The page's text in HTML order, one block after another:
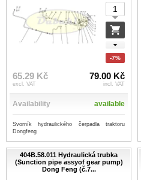
-7%
65.29 Kč
excl. VAT
79.00 Kč
incl. VAT
Availability available
Svorník hydraulického čerpadla traktoru
Dongfeng
404B.58.011 Hydraulická trubka
(Sunction pipe assyof gear pump)
Dong Feng (č.7...